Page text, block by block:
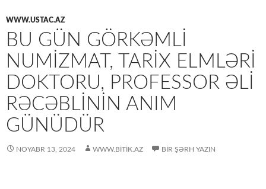
WWW.USTAC.AZ
BU GÜN GÖRKƏMLI
NUMIZMAT, TARIX ELMLƏRI
DOKTORU, PROFESSOR ƏLI
RƏCƏBLININ ANIM
GÜNÜDÜR
NOYABR 13, 2024 WWW.BITIK.AZ BIR ŞƏRH YAZIN